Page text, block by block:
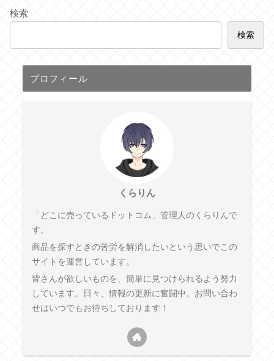
検索
検索
プロフィール
くらりん
「どこに売っているドットコム」管理人のくらりんで
す。
商品を探すときの苦労を解消したいという思いでこの
サイトを運営しています。
皆さんが欲しいものを、簡単に見つけられるよう努力
しています。日々、情報の更新に奮闘中。お問い合わ
せはいつでもお待ちしております！